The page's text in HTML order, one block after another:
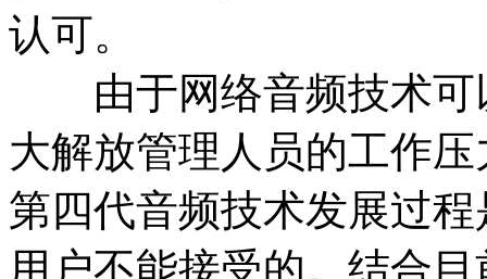
认可。
由于网络音频技术可
大解放管理人员的工作
第四代音频技术发展过
用户不能接受的。结合